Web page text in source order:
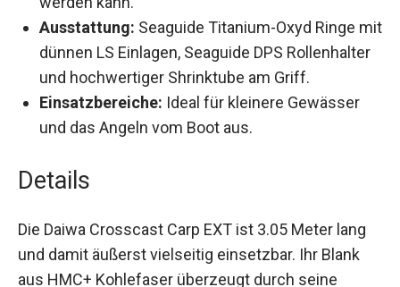
Ausstattung:
mit dünnen LS Einlagen, Seaguide DPS
Rollenhalter und hochwertiger Shrinktube am
Griff.
Einsatzbereiche: Ideal für kleinere Gewässer
und das Angeln vom Boot aus.
Details
Die Daiwa Crosscast Carp EXT ist 3.05 Meter lang
und damit äußerst vielseitig einsetzbar. Ihr Blank